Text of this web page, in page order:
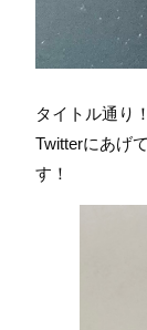
タイトル通り
Twitterにあげ
す！